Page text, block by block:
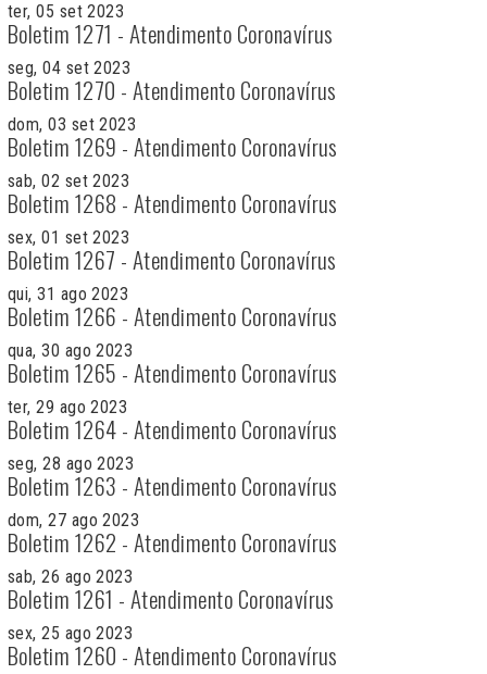
ter, 05 set 2023
Boletim 1271 - Atendimento Coronavírus
seg, 04 set 2023
Boletim 1270 - Atendimento Coronavírus
dom, 03 set 2023
Boletim 1269 - Atendimento Coronavírus
sab, 02 set 2023
Boletim 1268 - Atendimento Coronavírus
sex, 01 set 2023
Boletim 1267 - Atendimento Coronavírus
qui, 31 ago 2023
Boletim 1266 - Atendimento Coronavírus
qua, 30 ago 2023
Boletim 1265 - Atendimento Coronavírus
ter, 29 ago 2023
Boletim 1264 - Atendimento Coronavírus
seg, 28 ago 2023
Boletim 1263 - Atendimento Coronavírus
dom, 27 ago 2023
Boletim 1262 - Atendimento Coronavírus
sab, 26 ago 2023
Boletim 1261 - Atendimento Coronavírus
sex, 25 ago 2023
Boletim 1260 - Atendimento Coronavírus